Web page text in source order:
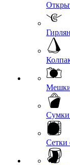
Сумки